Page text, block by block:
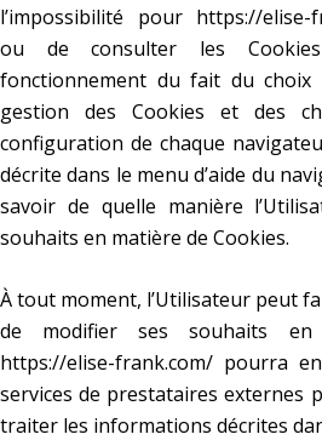
l’impossibilité pour https://elise-
ou de consulter les
fonctionnement du fait du choix
gestion des Cookies et des
configuration de chaque
décrite dans le menu d’aide du
savoir de quelle manière
souhaits en matière de Cookies.
À tout moment, l’Utilisateur peut
de modifier ses souhaits en
https://elise-frank.com/ pourra
services de prestataires externes
traiter les informations décrites